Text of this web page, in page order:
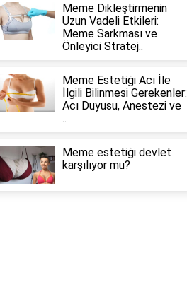
Meme Dikleştirmenin
Uzun Vadeli Etkileri:
Meme Sarkması ve
Önleyici Stratej..
Meme Estetiği Acı İle
İlgili Bilinmesi Gerekenler:
Acı Duyusu, Anestezi ve
..
Meme estetiği devlet
karşılıyor mu?